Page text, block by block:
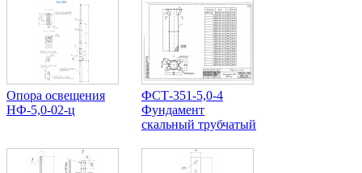
Опора освещения
НФ-5,0-02-ц
ФСТ-351-5,0-4
Фундамент
скальный трубчатый